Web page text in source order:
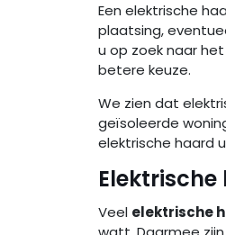
Een elektrische
plaatsing,
u op zoek naar
betere keuze.
We zien dat
geïsoleerde
elektrische haard
Veel elektrische